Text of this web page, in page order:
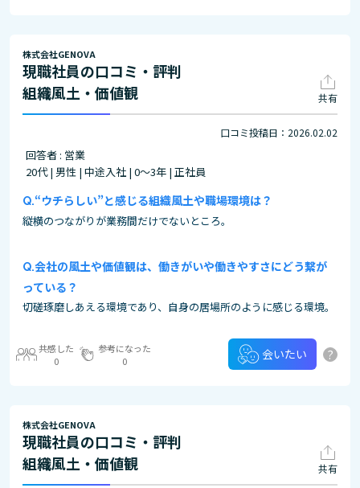
株式会社GENOVA
現職社員の口コミ・評判
組織風土・価値観
共有
口コミ投稿日：2026.02.02
回答者 : 営業
20代 | 男性 | 中途入社 | 0～3年 | 正社員
“ウチらしい”と感じる組織風土や職場環境は？
縦横のつながりが業務間だけでないところ。
会社の風土や価値観は、働きがいや働きやすさにどう繋が
っている？
切磋琢磨しあえる環境であり、自身の居場所のように感じる環境。
共感した
0
参考になった
0
会いたい ?
株式会社GENOVA
現職社員の口コミ・評判
組織風土・価値観
共有